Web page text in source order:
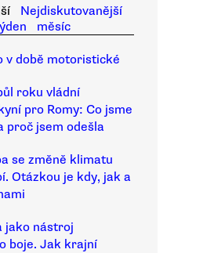
Nejdiskutovanější
měsíc
v době motoristické
roku vládní
pro Romy: Co jsme
proč jsem odešla
se změně klimatu
Otázkou je kdy, jak a
jako nástroj
boje. Jak krajní